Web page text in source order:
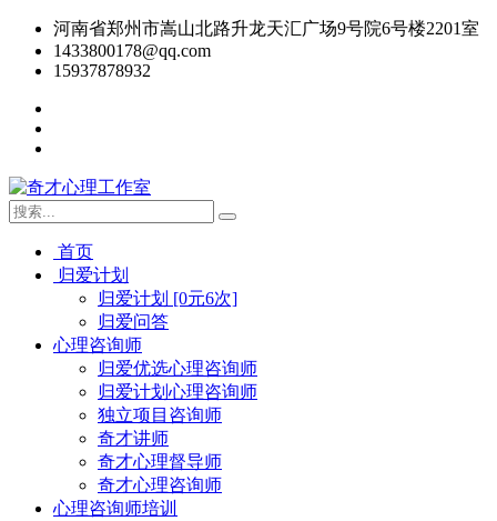
河南省郑州市嵩山北路升龙天汇广场9号院6号楼2201室
1433800178@qq.com
15937878932
首页
归爱计划
归爱计划 [0元6次]
归爱问答
心理咨询师
归爱优选心理咨询师
归爱计划心理咨询师
独立项目咨询师
奇才讲师
奇才心理督导师
奇才心理咨询师
心理咨询师培训